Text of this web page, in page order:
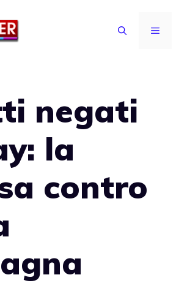
MENU
negati
la
contro